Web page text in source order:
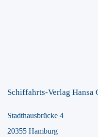
Schiffahrts-Verlag Hansa
Stadthausbrücke 4
20355 Hamburg